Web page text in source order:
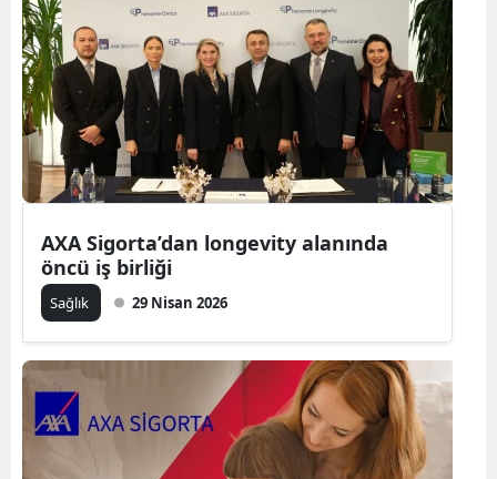
AXA Sigorta’dan longevity alanında
öncü iş birliği
Sağlık 29 Nisan 2026